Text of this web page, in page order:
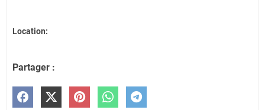
Location:
Partager :